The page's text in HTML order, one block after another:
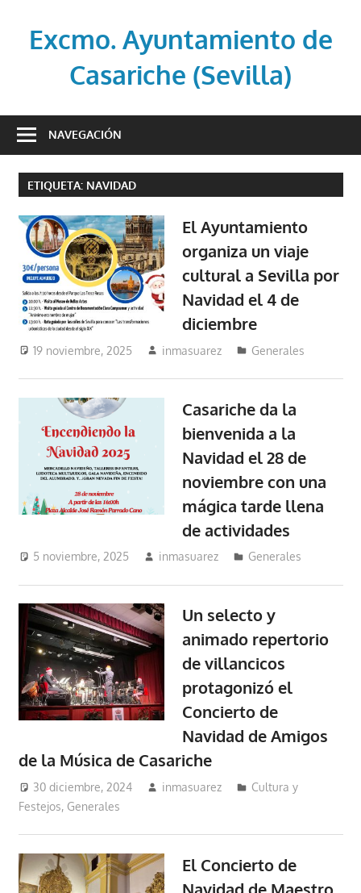
contenidoExcmo. Ayuntamiento de
Casariche (Sevilla)
oficial
Ayuntamiento
de
Casariche
(Sevilla)
NAVEGACIÓN
ETIQUETA: NAVIDAD
El Ayuntamiento
organiza un viaje
cultural a Sevilla por
Navidad el 4 de
diciembre
19 noviembre, 2025 inmasuarez Generales
Casariche da la
bienvenida a la
Navidad el 28 de
noviembre con una
mágica tarde llena
de actividades
5 noviembre, 2025 inmasuarez Generales
Un selecto y
animado repertorio
de villancicos
protagonizó el
Concierto de
Navidad de Amigos
de la Música de Casariche
30 diciembre, 2024 inmasuarez
Cultura y
Festejos, Generales
El Concierto de
Navidad de Maestro